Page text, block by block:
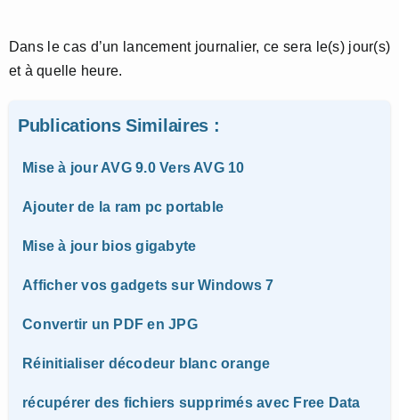
Dans le cas d’un lancement journalier, ce sera le(s) jour(s)
et à quelle heure.
Publications Similaires :
Mise à jour AVG 9.0 Vers AVG 10
Ajouter de la ram pc portable
Mise à jour bios gigabyte
Afficher vos gadgets sur Windows 7
Convertir un PDF en JPG
Réinitialiser décodeur blanc orange
récupérer des fichiers supprimés avec Free Data